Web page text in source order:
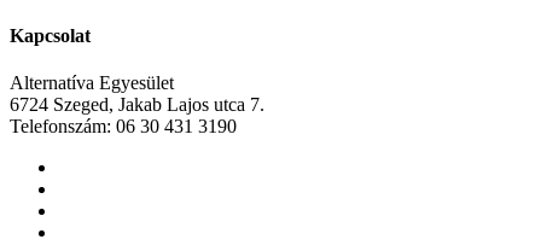
Kapcsolat
Alternatíva Egyesület
6724 Szeged, Jakab Lajos utca 7.
Telefonszám: 06 30 431 3190